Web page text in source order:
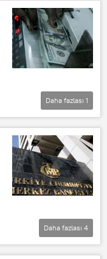
Daha fazlası 1
Daha fazlası 4